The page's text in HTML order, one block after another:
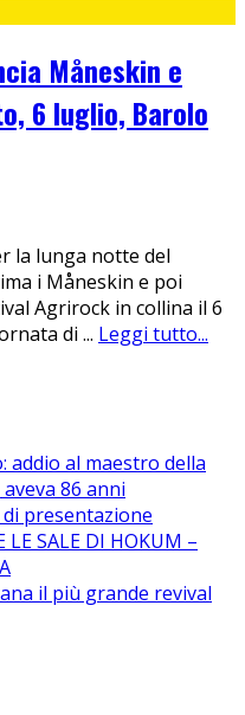
Måneskin e
6 luglio, Barolo
la lunga notte del
i Måneskin e poi
Agrirock in collina il 6
di ... Leggi tutto...
addio al maestro della
86 anni
di presentazione
LE SALE DI HOKUM –
il più grande revival